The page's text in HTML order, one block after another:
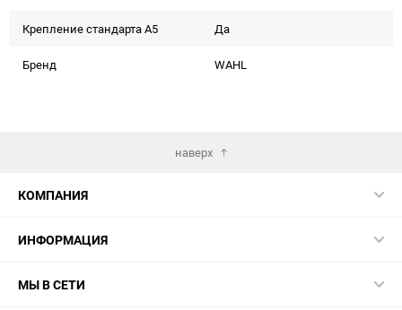
Крепление стандарта А5 Да
Бренд WAHL
наверх
КОМПАНИЯ
ИНФОРМАЦИЯ
МЫ В СЕТИ